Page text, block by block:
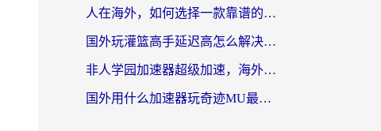
人在海外，如何选择一款靠谱的玩剑灵2加速器？
国外玩灌篮高手延迟高怎么解决？海外玩家国服游戏加速终极指南
非人学园加速器超级加速，海外玩家重返国服的通行证
国外用什么加速器玩奇迹MU最好？2026海外玩家国服游戏加速全攻略